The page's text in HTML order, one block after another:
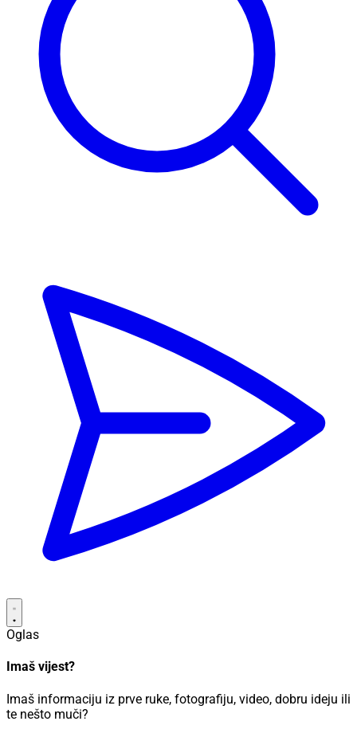
Oglas
Imaš vijest?
Imaš informaciju iz prve ruke, fotografiju, video, dobru ideju ili
te nešto muči?